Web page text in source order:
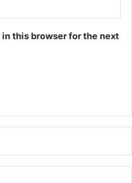
this browser for the next